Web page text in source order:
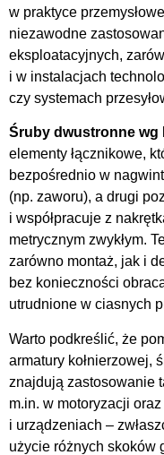
w praktyce
niezawodne
eksploatacyjnych,
i w instalacjach
czy systemach
Śruby dwustronne wg
elementy łącznikowe,
bezpośrednio w
(np. zaworu), a drugi
i współpracuje z
metrycznym zwykłym.
zarówno montaż, jak i
bez konieczności
utrudnione w ciasnych
Warto podkreślić, że
armatury kołnierzowej,
znajdują zastosowanie
m.in. w motoryzacji
i urządzeniach –
użycie różnych skoków